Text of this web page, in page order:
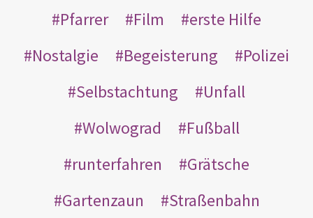
Pfarrer
Film
erste Hilfe
Nostalgie
Begeisterung
Polizei
Selbstachtung
Unfall
Wolwograd
Fußball
runterfahren
Grätsche
Gartenzaun
Straßenbahn